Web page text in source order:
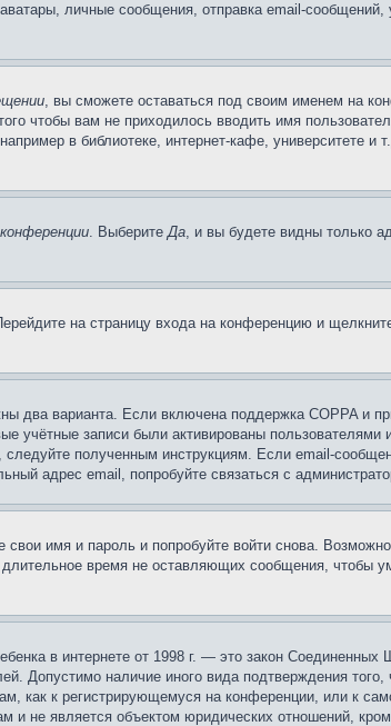
личные сообщения, отправка email-сообщений,
, вы сможете оставаться под своим именем на
чтобы вам не приходилось вводить имя
в библиотеке, интернет-кафе, университете и
. ВыберитеДа, и вы будете видны только
на страницу входа на конференцию и
два варианта. Если включена поддержка COPPA и
учётные записи были активированы
полученным инструкциям. Если email-
адрес email, попробуйте связаться с
имя и пароль и попробуйте войти снова.
время не оставляющих сообщения, чтобы
в интернете от 1998 г. — это закон
Допустимо наличие иного вида подтверждения
как к регистрирующемуся на конференции, или к
и не является объектом юридических отношений,